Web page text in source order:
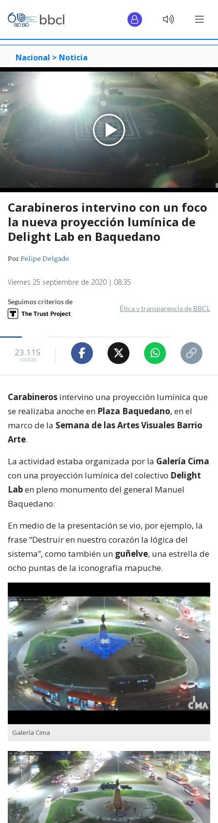
Nacional > Noticia
Carabineros intervino con un foco
la nueva proyección lumínica de
Delight Lab en Baquedano
PorFelipe Delgado
Viernes 25 septiembre de 2020 | 08:35
Seguimos criterios de
Ética y transparencia de BBCL
23.115
visitas
Carabineros intervino una proyección lumínica que
se realizaba anoche en Plaza Baquedano, en el
marco de la Semana de las Artes Visuales Barrio
Arte.
La actividad estaba organizada por la Galería Cima
con una proyección lumínica del colectivo Delight
Laben pleno monumento del general Manuel
Baquedano.
En medio de la presentación se vio, por ejemplo, la
frase “Destruir en nuestro corazón la lógica del
sistema”, como también un guñelve, una estrella de
ocho puntas de la iconografía mapuche.
Galería Cima